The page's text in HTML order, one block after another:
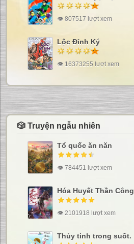
👁 807517 lượt xem
Lộc Đỉnh Ký
👁 16373255 lượt xem
🎲 Truyện ngẫu nhiên
Tổ quốc ăn năn
👁 784451 lượt xem
Hóa Huyết Thần Công
👁 2101918 lượt xem
Thủy tinh trong suốt.